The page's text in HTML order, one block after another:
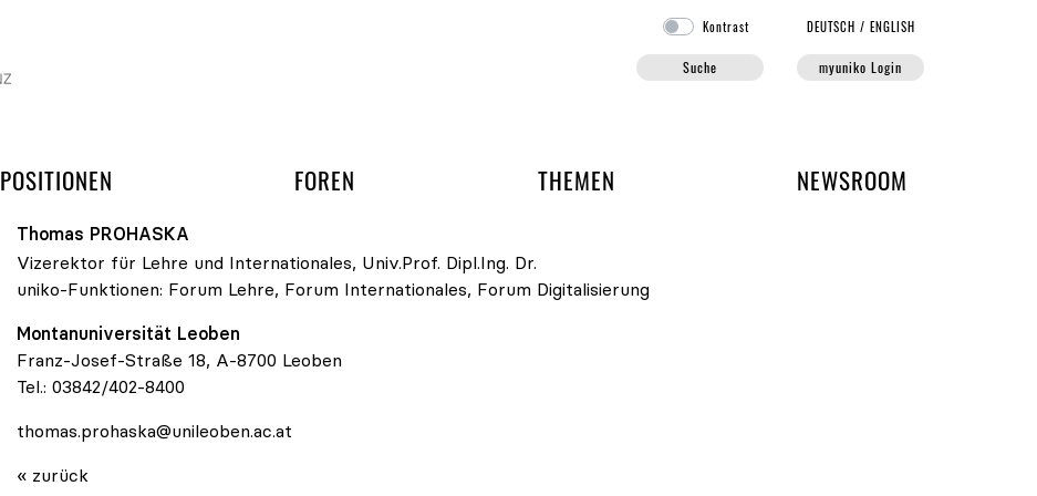
Kontrast DEUTSCH /ENGLISH
Suche myuniko Login
POSITIONEN FOREN UND ARBEITSGRUPPEN DER UNIKO
THEMEN NEWSROOM
Thomas PROHASKA
Vizerektor für Lehre und Internationales, Univ.Prof. Dipl.Ing. Dr.
uniko-Funktionen: Forum Lehre, Forum Internationales, Forum Digitalisierung
Montanuniversität Leoben
Franz-Josef-Straße 18, A-8700 Leoben
Tel.: 03842/402-8400
thomas.prohaska@unileoben.ac.at
« zurück